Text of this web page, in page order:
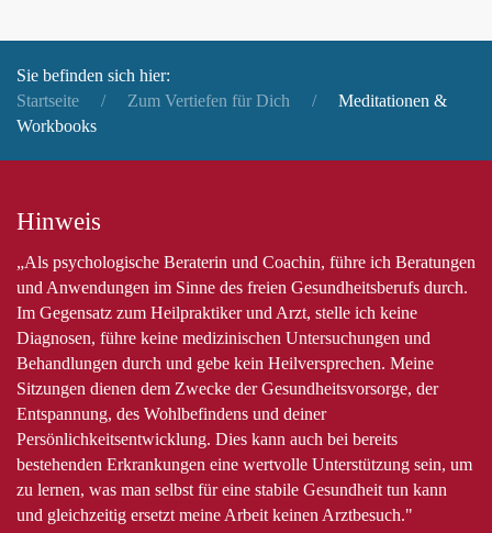
Sie befinden sich hier:
Startseite
Zum Vertiefen für Dich
Meditationen &
Workbooks
Hinweis
„Als psychologische Beraterin und Coachin, führe ich Beratungen
und Anwendungen im Sinne des freien Gesundheitsberufs durch.
Im Gegensatz zum Heilpraktiker und Arzt, stelle ich keine
Diagnosen, führe keine medizinischen Untersuchungen und
Behandlungen durch und gebe kein Heilversprechen. Meine
Sitzungen dienen dem Zwecke der Gesundheitsvorsorge, der
Entspannung, des Wohlbefindens und deiner
Persönlichkeitsentwicklung. Dies kann auch bei bereits
bestehenden Erkrankungen eine wertvolle Unterstützung sein, um
zu lernen, was man selbst für eine stabile Gesundheit tun kann
und gleichzeitig ersetzt meine Arbeit keinen Arztbesuch."